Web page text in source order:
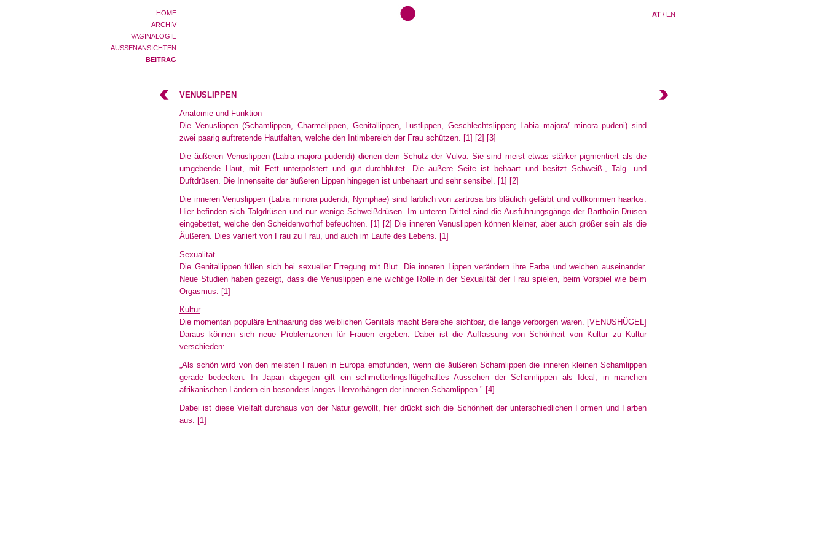
HOME
ARCHIV
VAGINALOGIE
AUSSENANSICHTEN
BEITRAG
AT / EN
VENUSLIPPEN
Anatomie und Funktion
Die Venuslippen (Schamlippen, Charmelippen, Genitallippen, Lustlippen, Geschlechtslippen; Labia majora/ minora pudeni) sind
zwei paarig auftretende Hautfalten, welche den Intimbereich der Frau schützen. [1] [2] [3]
Die äußeren Venuslippen (Labia majora pudendi) dienen dem Schutz der Vulva. Sie sind meist etwas stärker pigmentiert als die
umgebende Haut, mit Fett unterpolstert und gut durchblutet. Die äußere Seite ist behaart und besitzt Schweiß-, Talg- und
Duftdrüsen. Die Innenseite der äußeren Lippen hingegen ist unbehaart und sehr sensibel. [1] [2]
Die inneren Venuslippen (Labia minora pudendi, Nymphae) sind farblich von zartrosa bis bläulich gefärbt und vollkommen haarlos.
Hier befinden sich Talgdrüsen und nur wenige Schweißdrüsen. Im unteren Drittel sind die Ausführungsgänge der Bartholin-Drüsen
eingebettet, welche den Scheidenvorhof befeuchten. [1] [2] Die inneren Venuslippen können kleiner, aber auch größer sein als die
Äußeren. Dies variiert von Frau zu Frau, und auch im Laufe des Lebens. [1]
Sexualität
Die Genitallippen füllen sich bei sexueller Erregung mit Blut. Die inneren Lippen verändern ihre Farbe und weichen auseinander.
Neue Studien haben gezeigt, dass die Venuslippen eine wichtige Rolle in der Sexualität der Frau spielen, beim Vorspiel wie beim
Orgasmus. [1]
Kultur
Die momentan populäre Enthaarung des weiblichen Genitals macht Bereiche sichtbar, die lange verborgen waren. [VENUSHÜGEL]
Daraus können sich neue Problemzonen für Frauen ergeben. Dabei ist die Auffassung von Schönheit von Kultur zu Kultur
verschieden:
„Als schön wird von den meisten Frauen in Europa empfunden, wenn die äußeren Schamlippen die inneren kleinen Schamlippen
gerade bedecken. In Japan dagegen gilt ein schmetterlingsflügelhaftes Aussehen der Schamlippen als Ideal, in manchen
afrikanischen Ländern ein besonders langes Hervorhängen der inneren Schamlippen." [4]
Dabei ist diese Vielfalt durchaus von der Natur gewollt, hier drückt sich die Schönheit der unterschiedlichen Formen und Farben
aus. [1]